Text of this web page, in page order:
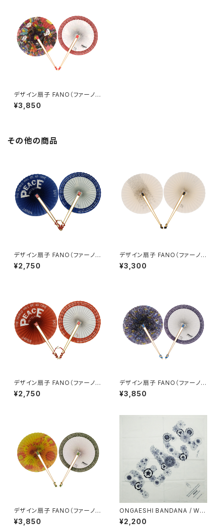
デザイン扇子 FANO（ファーノ）
オンアートバージョン MCT
¥3,850
その他の商品
デザイン扇子 FANO（ファーノ）
ピースバージョン ブルー
¥2,750
デザイン扇子 FANO（ファーノ）
ORIZURU
¥3,300
デザイン扇子 FANO（ファーノ）
ピースバージョン レッド
¥2,750
デザイン扇子 FANO（ファーノ）
オンアートバージョン たかしま
ゆきなお
¥3,850
デザイン扇子 FANO（ファーノ）
オンアートバージョン 小楠 アキ
コ
¥3,850
ONGAESHI BANDANA / WHI
TE（恩返紙バンダナ）
¥2,200